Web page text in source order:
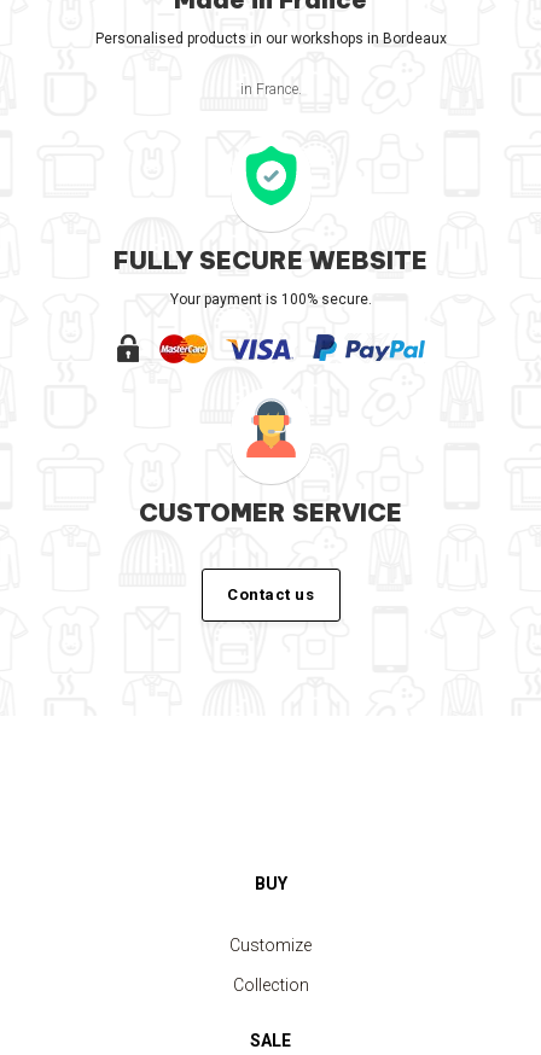
Personalised products in our workshops in Bordeaux
in France.
FULLY SECURE WEBSITE
Your payment is 100% secure.
CUSTOMER SERVICE
Contact us
BUY
Customize
Collection
SALE